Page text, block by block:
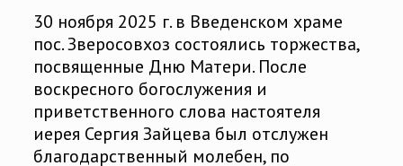
30 ноября 2025 г. в Введенском храме
пос. Зверосовхоз состоялись торжества,
посвященные Дню Матери. После
воскресного богослужения и
приветственного слова настоятеля
иерея Сергия Зайцева был отслужен
благодарственный молебен, по